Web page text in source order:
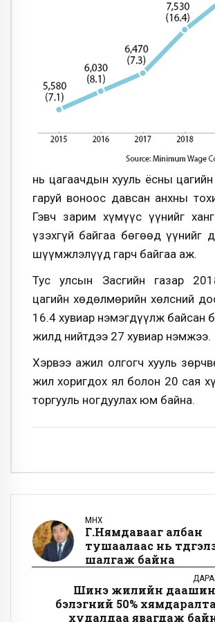
нь цагаачдын хууль ёсны
гаруй воноос давсан анхны
Гэвч зарим хүмүүс үүнийг
үзэхгүй байгаа бөгөөд үүнийг
шүүмжлэлүүд гарч байгаа аж.
Тус улсын Засгийн газар
цагийн хөдөлмөрийн хөлсний
16.4 хувиар нэмэгдүүлж байсан
жилд нийтдээ 27 хувиар нэмжээ.
Хэрвээ ажил олгогч хууль
жил хоригдох ял болон 20 сая
торгууль ногдуулах юм байна.
ӨМНӨХ
Г.Нямдавааг албан
тушаалаас нь
шалгаж байна
Шинэ жилийн
бэлэгний 50%
худалдаа явагдаж